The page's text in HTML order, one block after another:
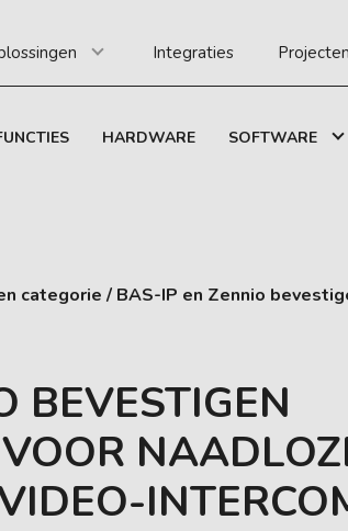
Integraties Projecten
HARDWARE SOFTWARE
categorie / BAS-IP en Zennio
BEVESTIGEN